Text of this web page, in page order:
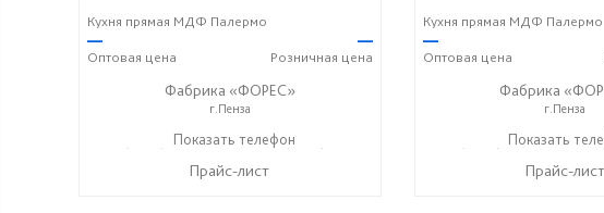
Кухня прямая МДФ Палермо
—
Оптовая цена
—
Розничная цена
Фабрика «ФОРЕС»
г.Пенза
+7 (8412) 73-85-16 ☎+7 (8412) 20-22-62
Показать телефон
Прайс-лист
Кухня прямая МДФ Палермо
—
Оптовая цена
Фабрика
г.Пенза
+7 (8412) 73-85-16 ☎
Показать
Прайс-лист